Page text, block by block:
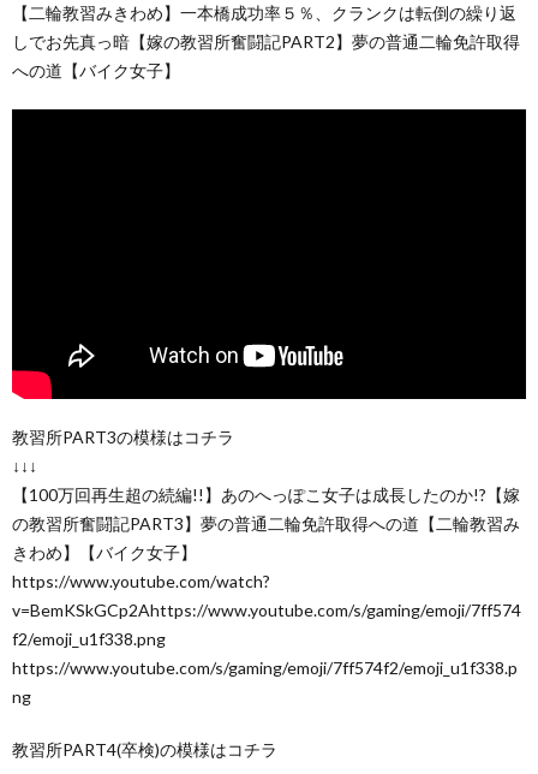
【二輪教習みきわめ】一本橋成功率５％、クランクは転倒の繰り返
しでお先真っ暗【嫁の教習所奮闘記PART2】夢の普通二輪免許取得
への道【バイク女子】
教習所PART3の模様はコチラ
↓↓↓
【100万回再生超の続編!!】あのへっぽこ女子は成長したのか!?【嫁
の教習所奮闘記PART3】夢の普通二輪免許取得への道【二輪教習み
きわめ】【バイク女子】
https://www.youtube.com/watch?
v=BemKSkGCp2Ahttps://www.youtube.com/s/gaming/emoji/7ff574
f2/emoji_u1f338.png
https://www.youtube.com/s/gaming/emoji/7ff574f2/emoji_u1f338.p
ng
教習所PART4(卒検)の模様はコチラ